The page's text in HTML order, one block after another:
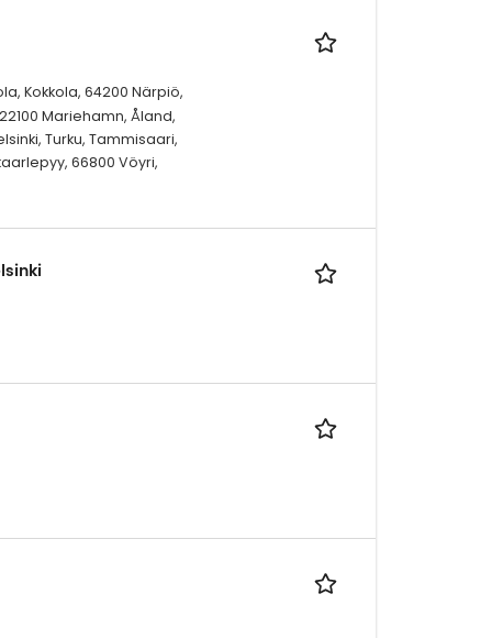
Kokkola, 64200 Närpiö,
Mariehamn, Åland,
Turku, Tammisaari,
66800 Vöyri,